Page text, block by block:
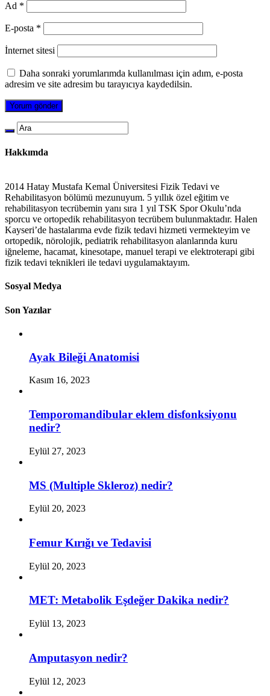
Ad *
E-posta *
İnternet sitesi
Daha sonraki yorumlarımda kullanılması için adım, e-posta
adresim ve site adresim bu tarayıcıya kaydedilsin.
Hakkımda
2014 Hatay Mustafa Kemal Üniversitesi Fizik Tedavi ve
Rehabilitasyon bölümü mezunuyum. 5 yıllık özel eğitim ve
rehabilitasyon tecrübemin yanı sıra 1 yıl TSK Spor Okulu’nda
sporcu ve ortopedik rehabilitasyon tecrübem bulunmaktadır. Halen
Kayseri’de hastalarıma evde fizik tedavi hizmeti vermekteyim ve
ortopedik, nörolojik, pediatrik rehabilitasyon alanlarında kuru
iğneleme, hacamat, kinesotape, manuel terapi ve elektroterapi gibi
fizik tedavi teknikleri ile tedavi uygulamaktayım.
Sosyal Medya
Son Yazılar
Ayak Bileği Anatomisi
Kasım 16, 2023
Temporomandibular eklem disfonksiyonu
nedir?
Eylül 27, 2023
MS (Multiple Skleroz) nedir?
Eylül 20, 2023
Femur Kırığı ve Tedavisi
Eylül 20, 2023
MET: Metabolik Eşdeğer Dakika nedir?
Eylül 13, 2023
Amputasyon nedir?
Eylül 12, 2023